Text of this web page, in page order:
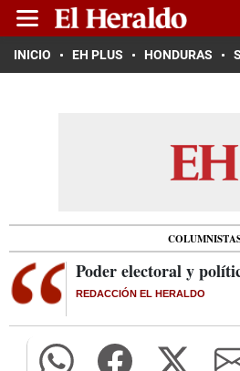
INICIO EH PLUS HONDURAS
Poder electoral y
REDACCIÓN EL HERALDO